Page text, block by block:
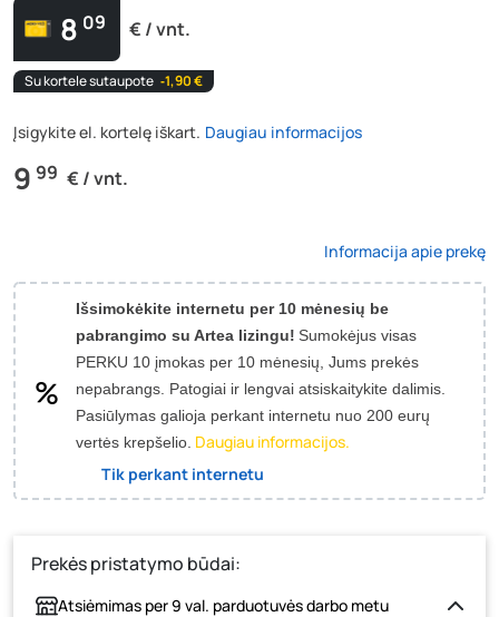
8 09 € / vnt.
Su kortele sutaupote ‐1,90 €
Įsigykite el. kortelę iškart. Daugiau informacijos
9 99 € / vnt.
Informacija apie prekę
Išsimokėkite internetu per 10 mėnesių be
pabrangimo su Artea lizingu! Sumokėjus visas
PERKU 10 įmokas per 10 mėnesių, Jums prekės
nepabrangs. Patogiai ir lengvai atsiskaitykite dalimis.
Pasiūlymas galioja perkant internetu nuo 200 eurų
vertės krepšelio. Daugiau informacijos.
Tik perkant internetu
Prekės pristatymo būdai:
Atsiėmimas per 9 val. parduotuvės darbo metu